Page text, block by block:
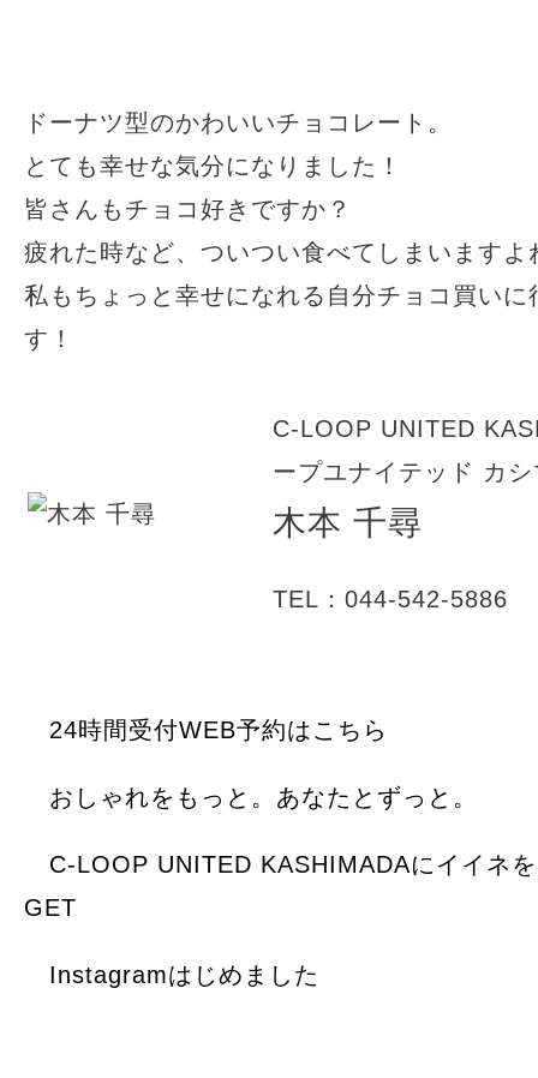
ドーナツ型のかわいいチョコレート。
とても幸せな気分になりました！
皆さんもチョコ好きですか？
疲れた時など、ついつい食べてしまいますよ
私もちょっと幸せになれる自分チョコ買いに
す！
C-LOOP UNITED
ープユナイテッド カ
木本 千尋
TEL：044-542-5886
24時間受付WEB予約はこちら
おしゃれをもっと。あなたとずっと。
C-LOOP UNITED KASHIMADAにイイネ
GET
Instagramはじめました